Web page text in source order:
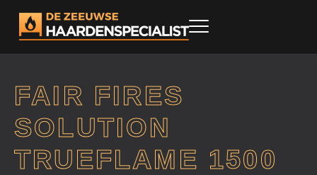
FAIR FIRES
SOLUTION
TRUEFLAME 1500